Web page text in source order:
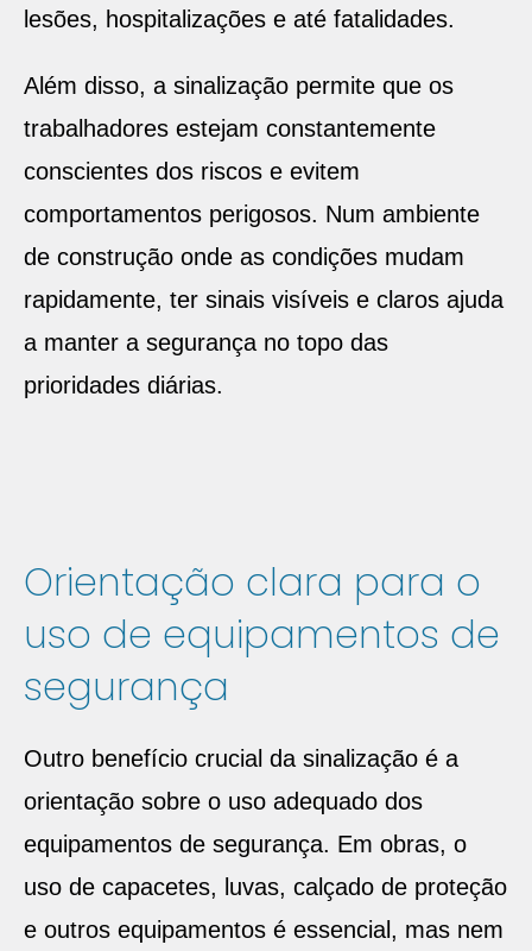
lesões, hospitalizações e até fatalidades.
Além disso, a sinalização permite que os
trabalhadores estejam constantemente
conscientes dos riscos e evitem
comportamentos perigosos. Num ambiente
de construção onde as condições mudam
rapidamente, ter sinais visíveis e claros ajuda
a manter a segurança no topo das
prioridades diárias.
Orientação clara para o
uso de equipamentos de
segurança
Outro benefício crucial da sinalização é a
orientação sobre o uso adequado dos
equipamentos de segurança. Em obras, o
uso de capacetes, luvas, calçado de proteção
e outros equipamentos é essencial, mas nem